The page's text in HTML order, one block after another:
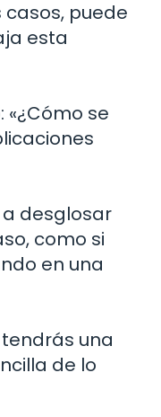
puede
esta
«¿Cómo se
desglosar
como si
en una
una
de lo